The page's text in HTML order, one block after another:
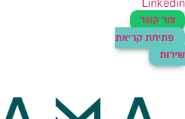
Linkedin
צור קשר
פתיחת קריאת
שירות